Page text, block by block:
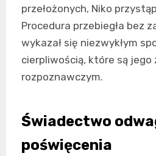
przełożonych, Niko
Procedura przebiegła bez
wykazał się niezwykłym
cierpliwością, które są jego
rozpoznawczym.
Świadectwo
poświęcenia